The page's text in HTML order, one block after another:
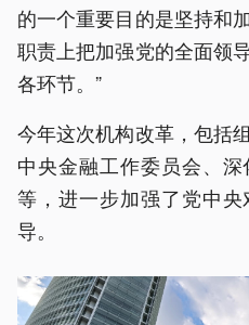
的一个重要目的是坚持和
职责上把加强党的全面领
各环节。”
今年这次机构改革，包括
中央金融工作委员会、
等，进一步加强了党中
导。